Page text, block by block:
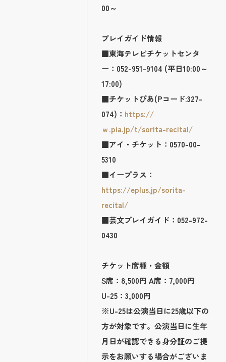
00～
プレイガイド情報
■東海テレビチケットセンタ
ー：052-951-9104 (平日10:00～
17:00)
■チケットぴあ(Pコード:327-
074)： https://
ｗ.pia.jp/t/sorita-recital/
■アイ・チケット：0570-00-
5310
■イープラス：
https://eplus.jp/sorita-
recital/
■芸文プレイガイド：052-972-
0430
チケット席種・金額
S席：8,500円 A席：7,000円
U-25：3,000円
※U-25は公演当日に25歳以下の
方が対象です。公演当日に生年
月日が確認できる身分証のご提
示をお願いする場合がございま